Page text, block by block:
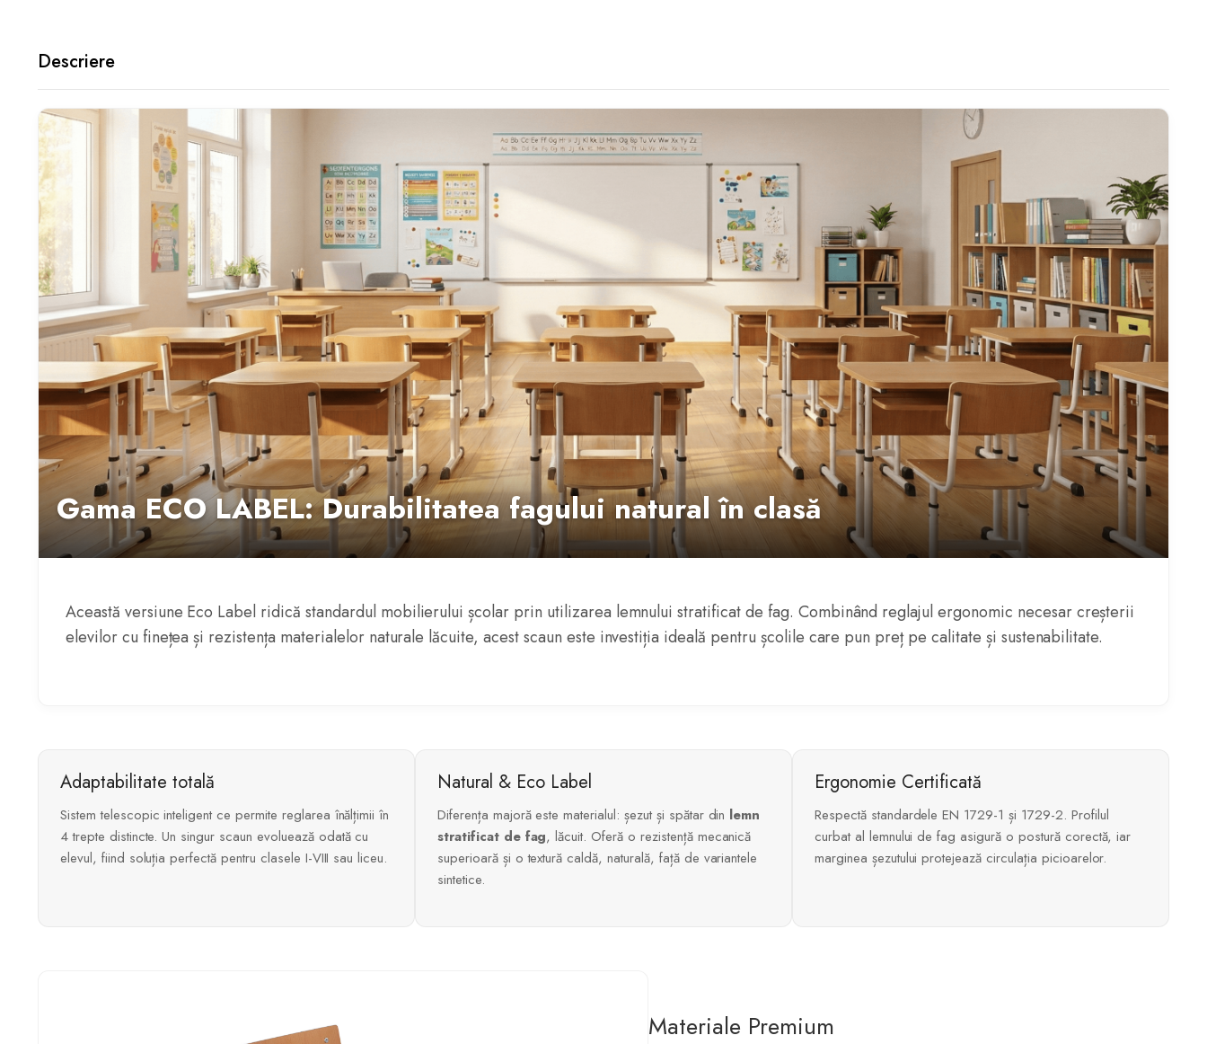
Descriere
Gama ECO LABEL: Durabilitatea fagului natural în clasă
Această versiune Eco Label ridică standardul mobilierului școlar prin utilizarea lemnului stratificat de fag. Combinând reglajul ergonomic necesar creșterii
elevilor cu finețea și rezistența materialelor naturale lăcuite, acest scaun este investiția ideală pentru școlile care pun preț pe calitate și sustenabilitate.
Adaptabilitate totală
Sistem telescopic inteligent ce permite reglarea înălțimii în
4 trepte distincte. Un singur scaun evoluează odată cu
elevul, fiind soluția perfectă pentru clasele I-VIII sau liceu.
Natural & Eco Label
Diferența majoră este materialul: șezut și spătar din lemn
stratificat de fag, lăcuit. Oferă o rezistență mecanică
superioară și o textură caldă, naturală, față de variantele
sintetice.
Ergonomie Certificată
Respectă standardele EN 1729-1 și 1729-2. Profilul
curbat al lemnului de fag asigură o postură corectă, iar
marginea șezutului protejează circulația picioarelor.
Materiale Premium